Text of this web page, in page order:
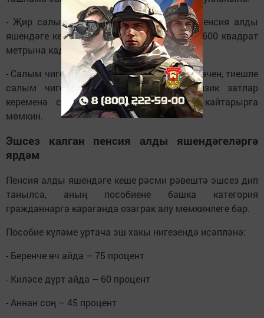
- Җир салымын киметү. Салым базасы пенсия алды
яшендәге кешегә караган бер участокның 600 квадрат
метрына кадәр кадастр бәясенә кими.
- Салым чигерүенә хокук. Уку яки дәвалану өчен, тиешле
салым чигерүләреннән файдаланып, физик затлар
кеременә салымның бер өлешен кире кайтарырга
мөмкин.
Эшсез калган пенсия алды яшендәгеләргә
ярдәм
Пенсия алды яшендәге кеше рәсми рәвештә эшсез дип
танылса, аның пособиене башка категория
гражданнарга караганда озаграк алу мөмкинлеге бар.
Пособие күләме уртача эш хакы нигезендә исәпләнә:
- Беренче өч айда – 75 процент
- Киләсе дүрт айда – 60 процент
- Аннан соң – 45 процент